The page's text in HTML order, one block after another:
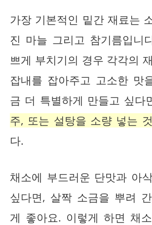
가장 기본적인 밑간 재료는
진 마늘 그리고 참기름입니
쁘게 부치기의 경우 각각의
잡내를 잡아주고 고소한 맛
금 더 특별하게 만들고 싶다
주, 또는 설탕을 소량 넣는
다.
채소에 부드러운 단맛과 아
싶다면, 살짝 소금을 뿌려
게 좋아요. 이렇게 하면 채